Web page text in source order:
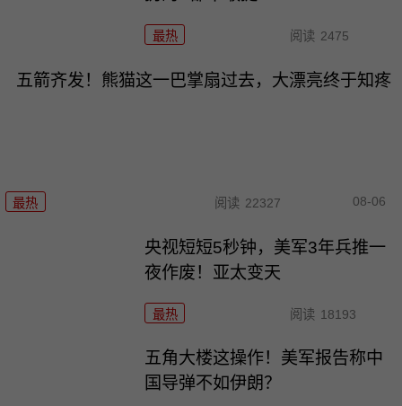
最热 阅读 2475
五箭齐发！熊猫这一巴掌扇过去，大漂亮终于知疼
最热 阅读 22327 08-06
央视短短5秒钟，美军3年兵推一
夜作废！亚太变天
最热 阅读 18193
五角大楼这操作！美军报告称中
国导弹不如伊朗？